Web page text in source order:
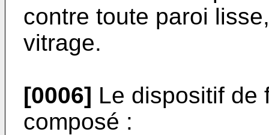
contre toute paroi
vitrage.
[0006] Le dispositif de
composé :